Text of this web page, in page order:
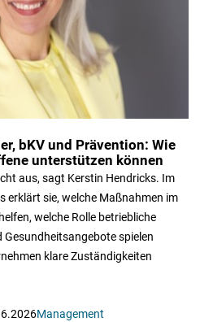
bKV und Prävention: Wie
unterstützen können
aus, sagt Kerstin Hendricks. Im
erklärt sie, welche Maßnahmen im
welche Rolle betriebliche
spielen
klare Zuständigkeiten
Management